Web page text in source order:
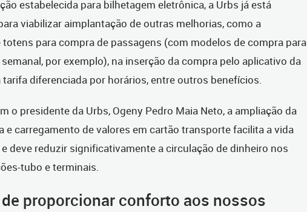
estabelecida para bilhetagem eletrônica, a Urbs já está
viabilizar aimplantação de outras melhorias, como a
totens para compra de passagens (com modelos de compra para
por exemplo), na inserção da compra pelo aplicativo da
tarifa diferenciada por horários, entre outros benefícios.
o presidente da Urbs, Ogeny Pedro Maia Neto, a ampliação da
e carregamento de valores em cartão transporte facilita a vida
deve reduzir significativamente a circulação de dinheiro nos
tubo e terminais.
de proporcionar conforto aos nossos